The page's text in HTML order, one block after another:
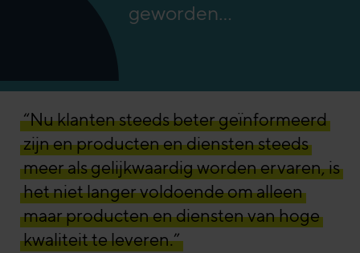
geworden…
“Nu klanten steeds beter geïnformeerd
zijn en producten en diensten steeds
meer als gelijkwaardig worden ervaren, is
het niet langer voldoende om alleen
maar producten en diensten van hoge
kwaliteit te leveren.”